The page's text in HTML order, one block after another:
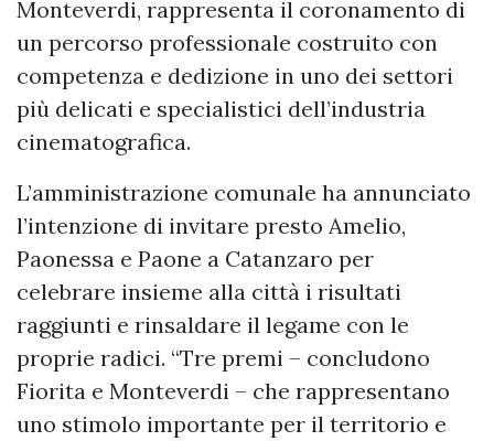
Monteverdi, rappresenta il coronamento di
un percorso professionale costruito con
competenza e dedizione in uno dei settori
più delicati e specialistici dell’industria
cinematografica.
L’amministrazione comunale ha annunciato
l’intenzione di invitare presto Amelio,
Paonessa e Paone a Catanzaro per
celebrare insieme alla città i risultati
raggiunti e rinsaldare il legame con le
proprie radici. “Tre premi – concludono
Fiorita e Monteverdi – che rappresentano
uno stimolo importante per il territorio e